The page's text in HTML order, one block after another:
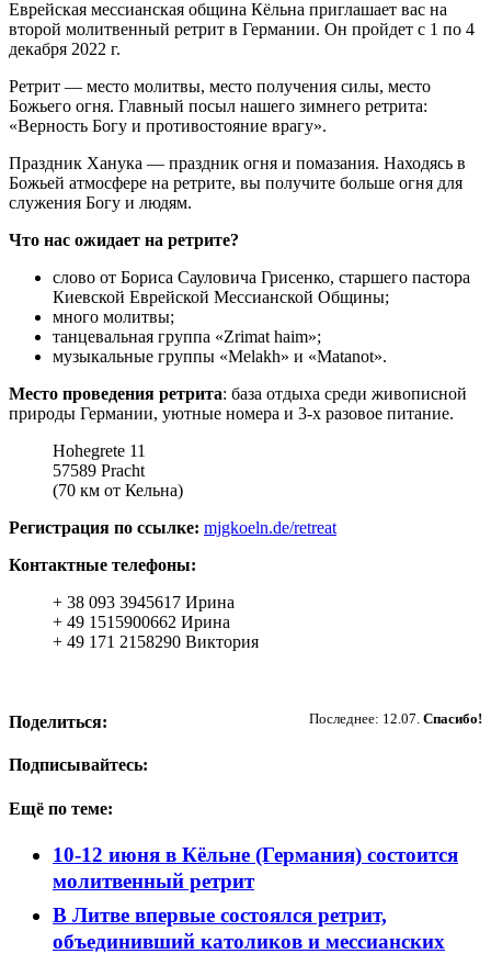
Еврейская мессианская община Кёльна приглашает вас на
второй молитвенный ретрит в Германии. Он пройдет с 1 по 4
декабря 2022 г.
Ретрит — место молитвы, место получения силы, место
Божьего огня. Главный посыл нашего зимнего ретрита:
«Верность Богу и противостояние врагу».
Праздник Ханука — праздник огня и помазания. Находясь в
Божьей атмосфере на ретрите, вы получите больше огня для
служения Богу и людям.
Что нас ожидает на ретрите?
слово от Бориса Сауловича Грисенко, старшего пастора
Киевской Еврейской Мессианской Общины;
много молитвы;
танцевальная группа «Zrimat haim»;
музыкальные группы «Melakh» и «Matanot».
Место проведения ретрита: база отдыха среди живописной
природы Германии, уютные номера и 3-х разовое питание.
Hohegrete 11
57589 Pracht
(70 км от Кельна)
Регистрация по ссылке: mjgkoeln.de/retreat
Контактные телефоны:
+ 38 093 3945617 Ирина
+ 49 1515900662 Ирина
+ 49 171 2158290 Виктория
Последнее: 12.07. Спасибо!
Поделиться:
Подписывайтесь:
Ещё по теме:
10-12 июня в Кёльне (Германия) состоится
молитвенный ретрит
В Литве впервые состоялся ретрит,
объединивший католиков и мессианских